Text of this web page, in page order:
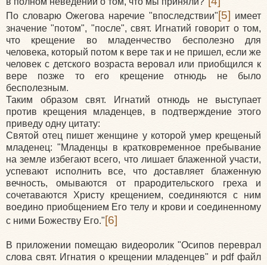
По словарю Ожегова наречие "впоследствии"[5] имеет
значение "потом", "после", свят. Игнатий говорит о том,
что крещение во младенчество бесполезно для
человека, который потом к вере так и не пришел, если же
человек с детского возраста веровал или приобщился к
вере позже то его крещение отнюдь не было
бесполезным.
Таким образом свят. Игнатий отнюдь не выступает
против крещения младенцев, в подтверждение этого
приведу одну цитату:
Святой отец пишет женщине у которой умер крещеный
младенец: "Младенцы в кратковременное пребывание
на земле избегают всего, что лишает блаженной участи,
успевают исполнить все, что доставляет блаженную
вечность, омываются от прародительского греха и
сочетаваются Христу крещением, соединяются с ним
воедино приобщением Его телу и крови и соединенному
с ними Божеству Его."[6]
В приложении помещаю видеоролик "Осипов переврал
слова свят. Игнатия о крещении младенцев" и pdf файл